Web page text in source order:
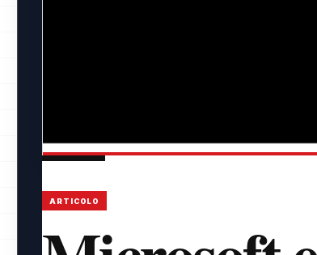
ARTICOLO